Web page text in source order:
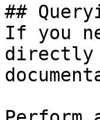
##
If you
directly